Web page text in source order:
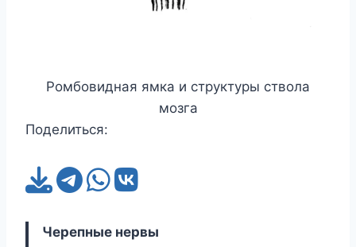
Ромбовидная ямка и структуры ствола
мозга
Поделиться:
Черепные нервы